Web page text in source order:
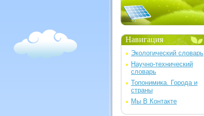
Навигация
Экологический словарь
Научно-технический
словарь
Топонимика. Города и
страны
Мы В Контакте